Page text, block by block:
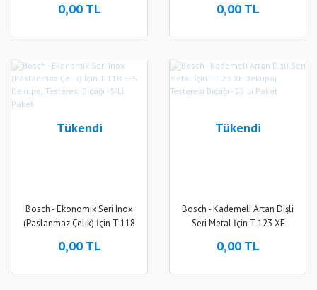
0,00 TL 0,00 TL
Tükendi
Bosch - Ekonomik Seri Inox
(Paslanmaz Çelik) İçin T 118
5'Li Paket
0,00 TL
Tükendi
Bosch - Kademeli Artan Dişli
Seri Metal İçin T 123 XF
Paket
0,00 TL